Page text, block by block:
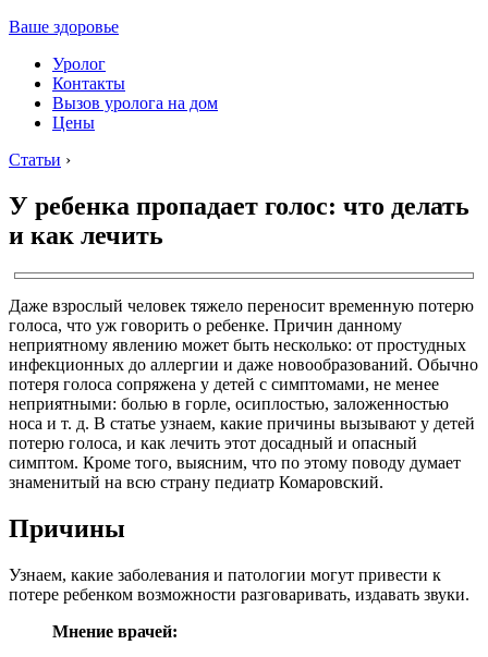
Ваше здоровье
Уролог
Контакты
Вызов уролога на дом
Цены
Статьи ›
У ребенка пропадает голос: что делать
и как лечить
Даже взрослый человек тяжело переносит временную потерю
голоса, что уж говорить о ребенке. Причин данному
неприятному явлению может быть несколько: от простудных
инфекционных до аллергии и даже новообразований. Обычно
потеря голоса сопряжена у детей с симптомами, не менее
неприятными: болью в горле, осиплостью, заложенностью
носа и т. д. В статье узнаем, какие причины вызывают у детей
потерю голоса, и как лечить этот досадный и опасный
симптом. Кроме того, выясним, что по этому поводу думает
знаменитый на всю страну педиатр Комаровский.
Причины
Узнаем, какие заболевания и патологии могут привести к
потере ребенком возможности разговаривать, издавать звуки.
Мнение врачей: